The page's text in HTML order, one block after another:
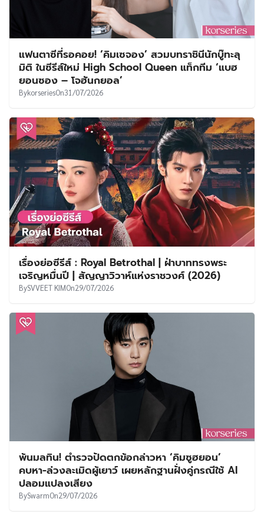
แฟนตาซีที่รอคอย! ‘คิมเซจอง’ สวมบทราชินีนักบู๊ทะลุ
มิติ ในซีรีส์ใหม่ High School Queen แท็กทีม ‘แบฮ
ยอนซอง – โจฮันกยอล’
BykorseriesOn31/07/2026
เรื่องย่อซีรีส์ : Royal Betrothal | ฝ่าบาททรงพระ
เจริญหมื่นปี | สัญญาวิวาห์แห่งราชวงศ์ (2026)
BySVVEET KIMOn29/07/2026
พ้นมลทิน! ตำรวจปัดตกข้อกล่าวหา ‘คิมซูฮยอน’
คบหา-ล่วงละเมิดผู้เยาว์ เผยหลักฐานฝั่งคู่กรณีใช้ AI
ปลอมแปลงเสียง
BySwarmOn29/07/2026